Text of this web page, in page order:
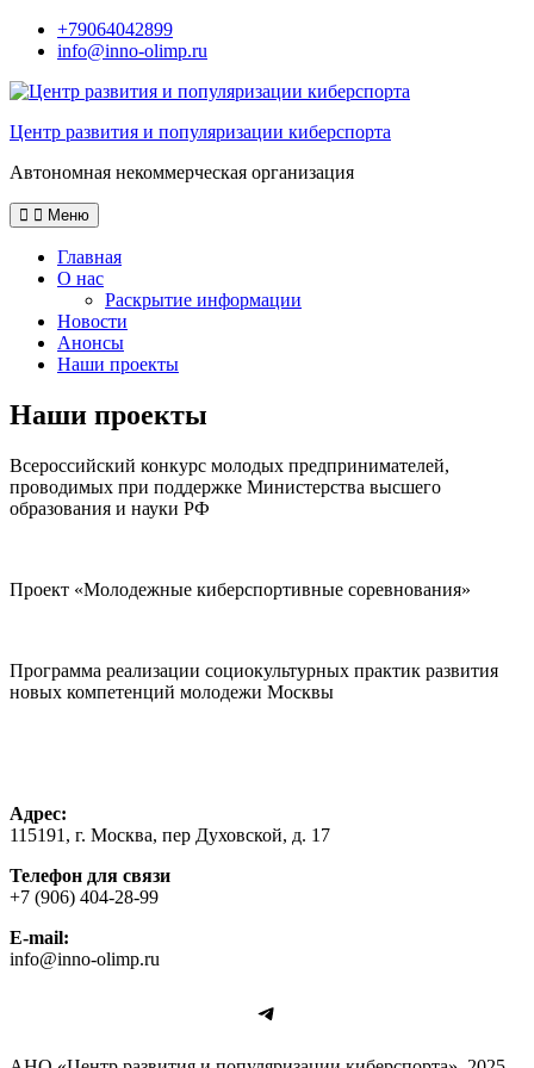
Перейти+79064042899
info@inno-olimp.ru
Центр развития и популяризации киберспорта
Автономная некоммерческая организация
Меню
Главная
О нас
Раскрытие информации
Новости
Анонсы
Наши проекты
Наши проекты
Всероссийский конкурс молодых предпринимателей,
проводимых при поддержке Министерства высшего
образования и науки РФ
Проект «Молодежные киберспортивные соревнования»
Программа реализации социокультурных практик развития
новых компетенций молодежи Москвы
Адрес:
115191, г. Москва, пер Духовской, д. 17
Телефон для связи
+7 (906) 404-28-99
E-mail:
info@inno-olimp.ru
Telegram